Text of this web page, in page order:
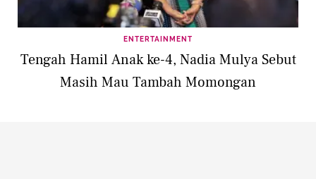
ENTERTAINMENT
Tengah Hamil Anak ke-4, Nadia Mulya Sebut
Masih Mau Tambah Momongan